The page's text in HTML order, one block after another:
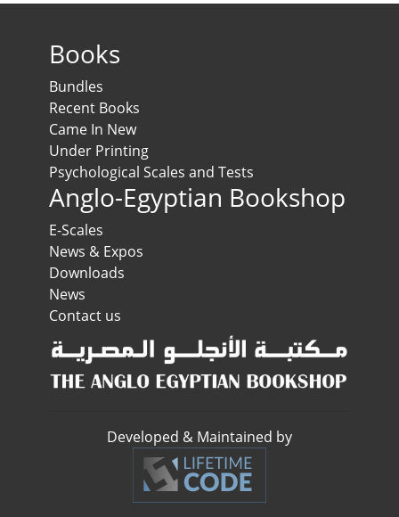
Books
Bundles
Recent Books
Came In New
Under Printing
Psychological Scales and Tests
Anglo-Egyptian Bookshop
E-Scales
News & Expos
Downloads
News
Contact us
Developed & Maintained by